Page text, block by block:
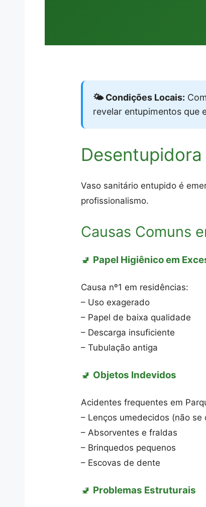
🌤️ Condições Locais:
revelar entupimentos que
Vaso sanitário entupido é
profissionalismo.
Causas Comuns
🚽 Papel Higiênico em
Causa nº1 em residências:
– Uso exagerado
– Papel de baixa qualidade
– Descarga insuficiente
– Tubulação antiga
🚽 Objetos Indevidos
Acidentes frequentes em
– Lenços umedecidos (não se
– Absorventes e fraldas
– Brinquedos pequenos
– Escovas de dente
🚽 Problemas Estruturais